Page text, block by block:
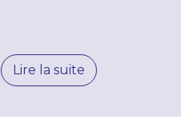
Lire la suite